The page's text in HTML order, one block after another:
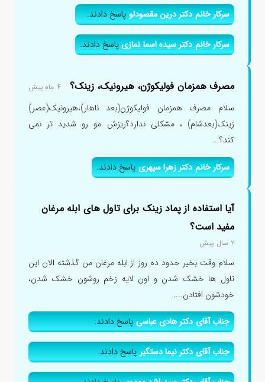
سرکار خانم دکتر درین مقصودلوپاسخ دادند.
سرکار خانم دکتر سیده اسما نمازیپاسخ دادند.
مصرف همزمان فولیکوژن، هیرونیک، زینک؟ ۴ ماه پیش
سلام مصرف همزمان فولیکوژن(بعد ناهار)،هیرونیک(عصر)
زینک(بعدشام) ، مشکلی ندارد؟ریزش مو رو شدید تر نمی
کند؟...
سرکار خانم دکتر زهرا سپهریپاسخ دادند.
آیا استفاده از پماد زینک برای تاول های ابله مرغان
مفید است؟
۲ سال پیش
سلام وقت بخیر حدود ده روز از ابله مرغان من گذشته الان این
تاول ها خشک شدن و اون لایه زخم روشون خشک شدن،
خودشون افتادن....
جناب آقای دکتر هادی عباسیپاسخ دادند.
جناب آقای دکتر نیما دستگیرپاسخ دادند.